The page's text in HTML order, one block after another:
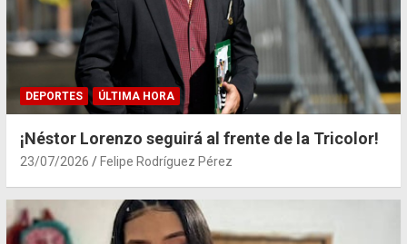
DEPORTES ÚLTIMA HORA
¡Néstor Lorenzo seguirá al frente de la Tricolor!
23/07/2026 Felipe Rodríguez Pérez